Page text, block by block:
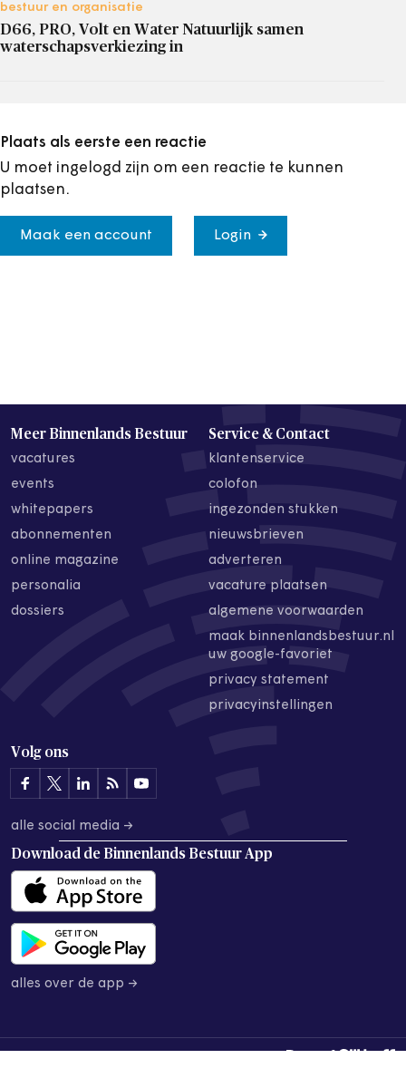
bestuur en organisatie
D66, PRO, Volt en Water Natuurlijk samen
waterschapsverkiezing in
Plaats als eerste een reactie
U moet ingelogd zijn om een reactie te kunnen
plaatsen.
Maak een account Login
Meer Binnenlands Bestuur
vacatures
events
whitepapers
abonnementen
online magazine
personalia
dossiers
Service & Contact
klantenservice
colofon
ingezonden stukken
nieuwsbrieven
adverteren
vacature plaatsen
algemene voorwaarden
maak binnenlandsbestuur.nl
uw google-favoriet
privacy statement
privacyinstellingen
Volg ons
alle social media →
Download de Binnenlands Bestuur App
alles over de app →